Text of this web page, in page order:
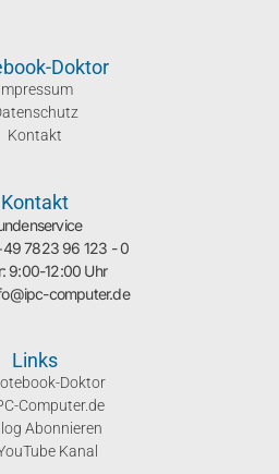
Doktor
Kontakt
Kontakt
7823 96 123 - 0
9:00-12:00 Uhr
computer.de
Links
Doktor
Computer.de
Abonnieren
Kanal